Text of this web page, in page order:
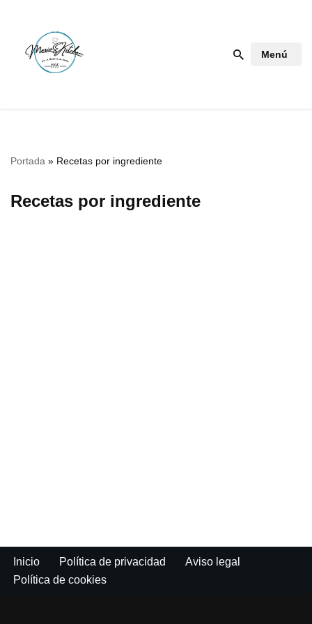
Saltar
contenido
Menú
Portada » Recetas por ingrediente
Recetas por ingrediente
Inicio Política de privacidad
Aviso legal
Política de cookies